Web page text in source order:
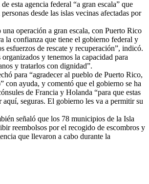
esta agencia federal “a gran escala” que
desde las islas vecinas afectadas por
operación a gran escala, con Puerto Rico
la confianza que tiene el gobierno federal y
esfuerzos de rescate y recuperación”, indicó.
y tenemos la capacidad para
y tratarlos con dignidad”.
para “agradecer al pueblo de Puerto Rico,
con ayuda, y comentó que el gobierno se ha
de Francia y Holanda “para que estas
aquí, seguras. El gobierno les va a permitir su
señaló que los 78 municipios de la Isla
reembolsos por el recogido de escombros y
que llevaron a cabo durante la